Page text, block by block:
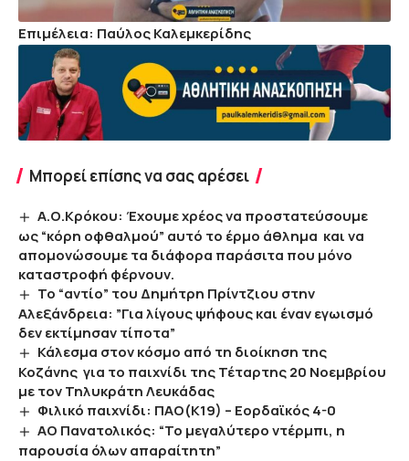
Επιμέλεια: Παύλος Καλεμκερίδης
Μπορεί επίσης να σας αρέσει
Α.Ο.Κρόκου: Έχουμε χρέος να προστατεύσουμε
ως “κόρη οφθαλμού” αυτό το έρμο άθλημα και να
απομονώσουμε τα διάφορα παράσιτα που μόνο
καταστροφή φέρνουν.
Το “αντίο” του Δημήτρη Πρίντζιου στην
Αλεξάνδρεια: ”Για λίγους ψήφους και έναν εγωισμό
δεν εκτίμησαν τίποτα”
Κάλεσμα στον κόσμο από τη διοίκηση της
Κοζάνης για το παιχνίδι της Τέταρτης 20 Νοεμβρίου
με τον Τηλυκράτη Λευκάδας
Φιλικό παιχνίδι: ΠΑΟ(Κ19) – Εορδαϊκός 4-0
ΑΟ Πανατολικός: “Το μεγαλύτερο ντέρμπι, η
παρουσία όλων απαραίτητη”